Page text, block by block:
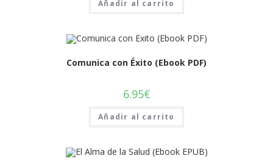
Añadir al carrito
Comunica con Éxito (Ebook PDF)
6.95€
Añadir al carrito